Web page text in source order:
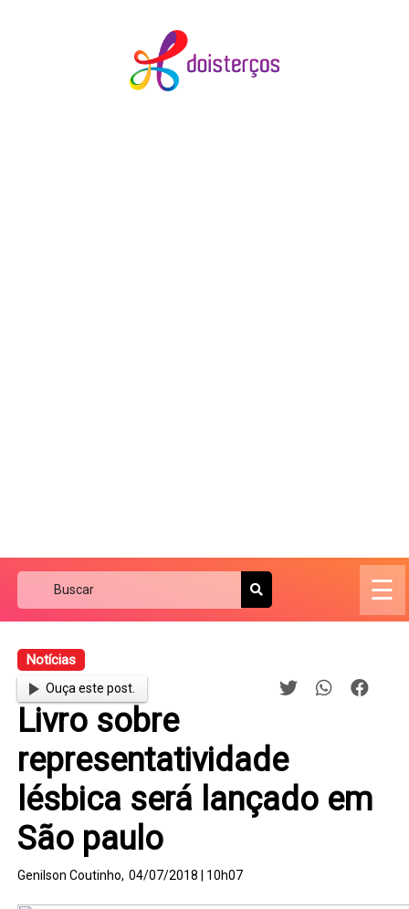
☰
Notícias
Ouça este post.
Livro sobre
representatividade
lésbica será lançado em
São paulo
Genilson Coutinho, 04/07/2018 | 10h07